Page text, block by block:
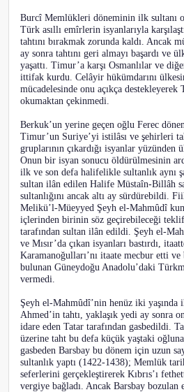
Burcî Memlükleri döneminin ilk sultanı
Türk asıllı emîrlerin isyanlarıyla
tahtını bırakmak zorunda kaldı. Ancak
ay sonra tahtını geri almayı başardı ve
yaşattı. Timur’a karşı Osmanlılar ve
ittifak kurdu. Celâyir hükümdarını
mücadelesinde onu açıkça destekleyerek
okumaktan çekinmedi.
Berkuk’un yerine geçen oğlu Ferec
Timur’un Suriye’yi istilâsı ve şehirleri
gruplarının çıkardığı isyanlar yüzünden
Onun bir isyan sonucu öldürülmesinin
ilk ve son defa halifelikle sultanlık aynı
sultan ilân edilen Halife Müstaîn-Billâh
sultanlığını ancak altı ay sürdürebildi.
Melikü’l-Müeyyed Şeyh el-Mahmûdî
içlerinden birinin söz geçirebileceği
tarafından sultan ilân edildi. Şeyh el-
ve Mısır’da çıkan isyanları bastırdı,
Karamanoğulları’nı itaate mecbur etti ve
bulunan Güneydoğu Anadolu’daki
vermedi.
Şeyh el-Mahmûdî’nin henüz iki yaşında
Ahmed’in tahtı, yaklaşık yedi ay sonra
idare eden Tatar tarafından gasbedildi.
üzerine taht bu defa küçük yaştaki oğluna
gasbeden Barsbay bu dönem için uzun
sultanlık yaptı (1422-1438); Memlük
seferlerini gerçekleştirerek Kıbrıs’ı
vergiye bağladı. Ancak Barsbay bozulan